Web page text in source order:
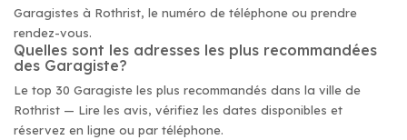
Garagistes à Rothrist, le numéro de téléphone ou prendre
rendez-vous.
Quelles sont les adresses les plus recommandées
des Garagiste?
Le top 30 Garagiste les plus recommandés dans la ville de
Rothrist — Lire les avis, vérifiez les dates disponibles et
réservez en ligne ou par téléphone.